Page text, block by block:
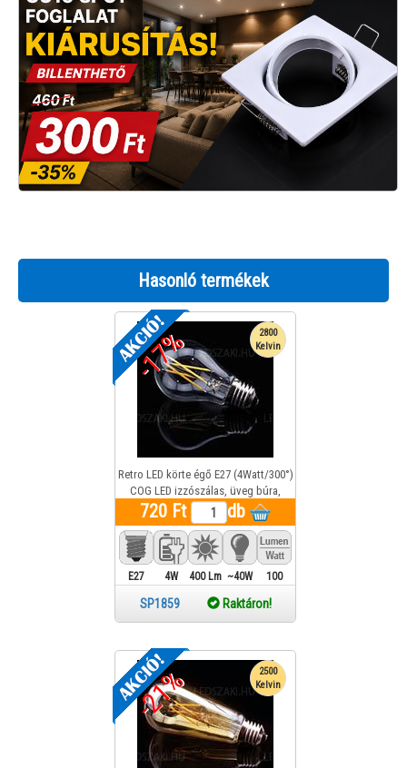
Hasonló termékek
-17%
2800
Kelvin
Retro LED körte égő E27 (4Watt/300°)
COG LED izzószálas, üveg búra,
meleg fehér, retro izzó OPTONICA LED
SP1859
720 Ft db
E27 4W 400 Lm ~40W 100
SP1859 Raktáron!
-21%
2500
Kelvin